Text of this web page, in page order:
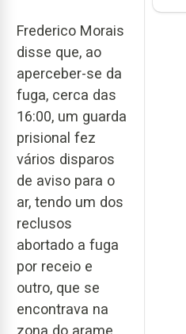
Frederico Morais
disse que, ao
aperceber-se da
fuga, cerca das
16:00, um guarda
prisional fez
vários disparos
de aviso para o
ar, tendo um dos
reclusos
abortado a fuga
por receio e
outro, que se
encontrava na